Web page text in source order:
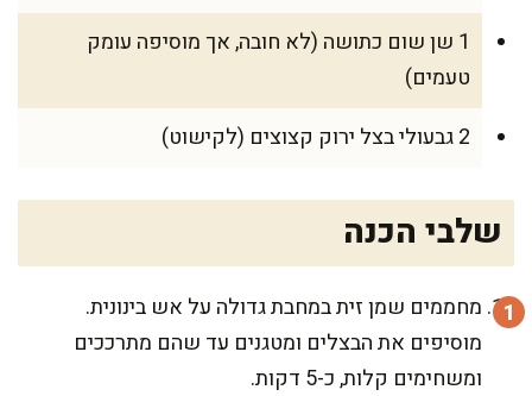
1 שן שום כתושה (לא חובה, אך מוסיפה עומק
טעמים)
2 גבעולי בצל ירוק קצוצים (לקישוט)
שלבי הכנה
מחממים שמן זית במחבת גדולה על אש בינונית.
מוסיפים את הבצלים ומטגנים עד שהם מתרככים
ומשחימים קלות, כ-5 דקות.